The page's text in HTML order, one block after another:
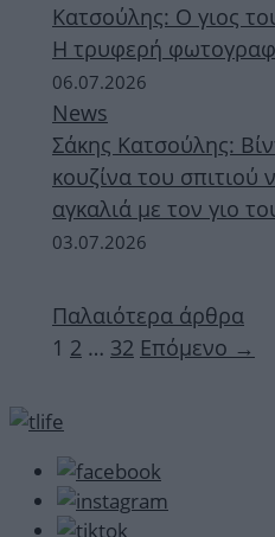
Κατσούλης: Ο γιος
Η τρυφερή
06.07.2026
News
Σάκης Κατσούλης:
κουζίνα του σπιτιού
αγκαλιά με τον γιο
03.07.2026
Παλαιότερα άρθρα
Σελίδα
1 Σελίδα
2 … Σελίδα
32 Επόμενο →